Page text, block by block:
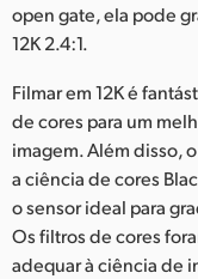
open gate, ela pode
12K 2.4:1.
Filmar em 12K é
de cores para um
imagem. Além disso,
a ciência de cores
o sensor ideal para
Os filtros de cores
adequar à ciência de